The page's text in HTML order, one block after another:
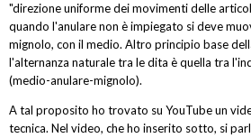
"direzione uniforme dei movimenti delle
quando l'anulare non è impiegato si deve
mignolo, con il medio. Altro principio base
l'alternanza naturale tra le dita è quella tra
(medio-anulare-mignolo).
A tal proposito ho trovato su YouTube un
tecnica. Nel video, che ho inserito sotto, si